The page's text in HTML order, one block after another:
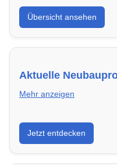
Hier findest du die
von
Übersicht ansehen
Aktuelle
Mehr anzeigen
Entdecke
energieeffizient und
Jetzt entdecken